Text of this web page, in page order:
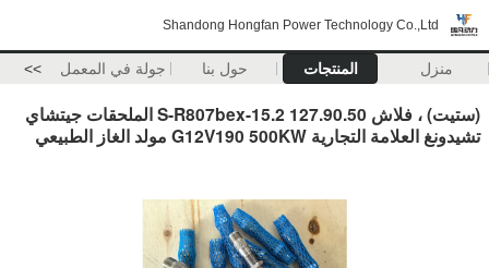
Shandong Hongfan Power Technology Co.,Ltd
منزل المنتجات حول بنا جولة في المعمل >>
(ستيت) ، فلاش 127.90.50 S-R807bex-15.2 الملحقات جيتشاي
تشيدونغ العلامة التجارية G12V190 500KW مولد الغاز الطبيعي